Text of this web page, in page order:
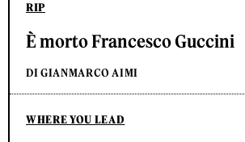
RIP
È morto Francesco Guccini
DI GIANMARCO AIMI
WHERE YOU LEAD